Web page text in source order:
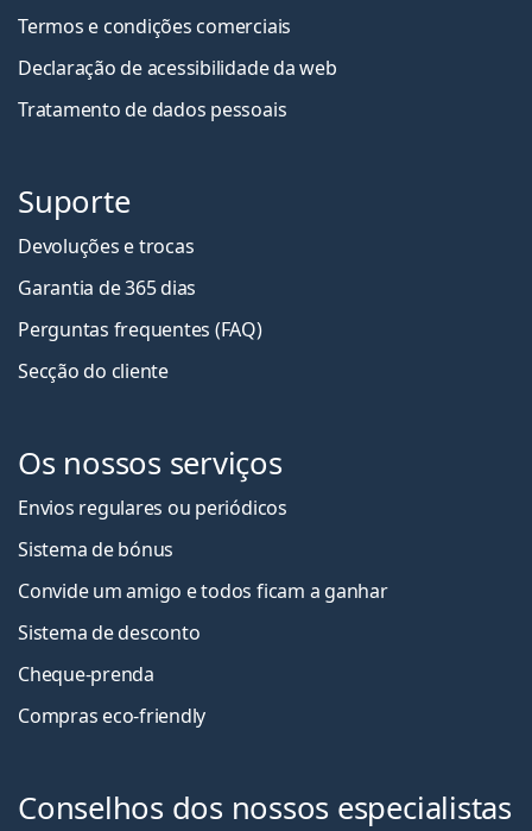
Termos e condições comerciais
Declaração de acessibilidade da web
Tratamento de dados pessoais
Suporte
Devoluções e trocas
Garantia de 365 dias
Perguntas frequentes (FAQ)
Secção do cliente
Os nossos serviços
Envios regulares ou periódicos
Sistema de bónus
Convide um amigo e todos ficam a ganhar
Sistema de desconto
Cheque-prenda
Compras eco-friendly
Conselhos dos nossos especialistas